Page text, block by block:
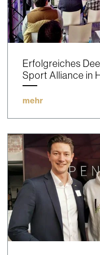
Erfolgreiches
Sport Alliance in
mehr